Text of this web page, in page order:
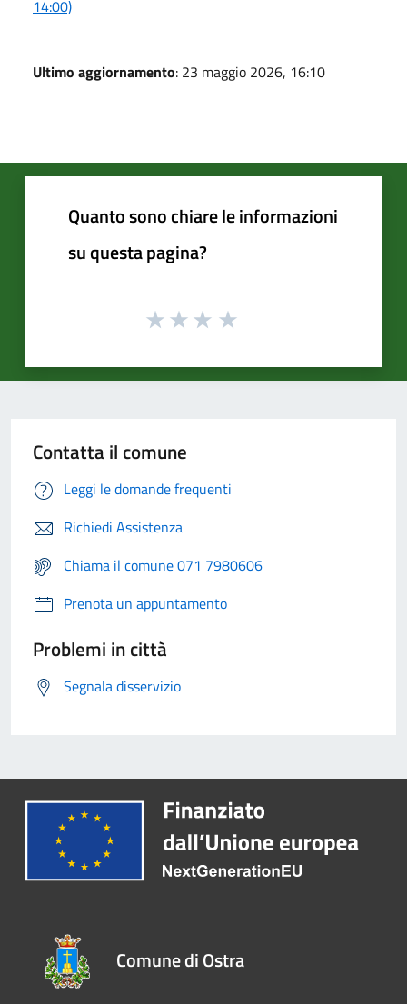
14:00)
Ultimo aggiornamento: 23 maggio 2026, 16:10
Quanto sono chiare le informazioni
su questa pagina?
Contatta il comune
Leggi le domande frequenti
Richiedi Assistenza
Chiama il comune 071 7980606
Prenota un appuntamento
Problemi in città
Segnala disservizio
Comune di Ostra